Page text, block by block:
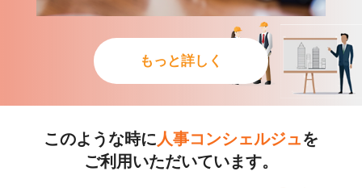
もっと詳しく
このような時に 人事コンシェルジュを
ご利用いただいています。